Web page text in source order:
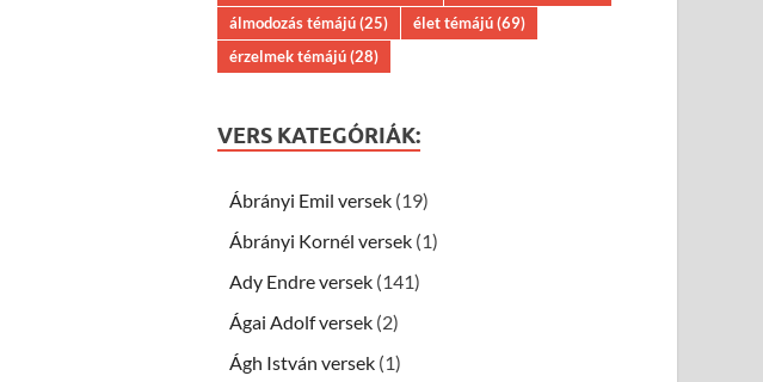
álmodozás témájú(25) élet témájú(69)
érzelmek témájú(28)
VERS KATEGÓRIÁK:
Ábrányi Emil versek (19)
Ábrányi Kornél versek (1)
Ady Endre versek (141)
Ágai Adolf versek (2)
Ágh István versek (1)